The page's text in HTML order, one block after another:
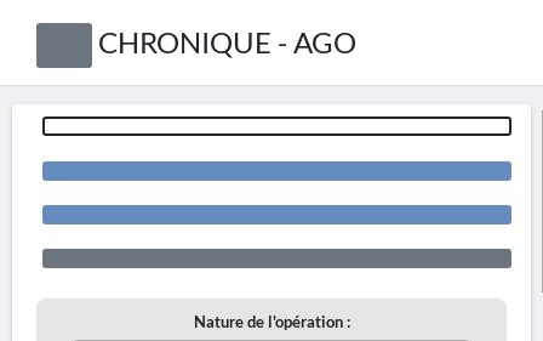
CHRONIQUE - AGO
Nature de l'opération :